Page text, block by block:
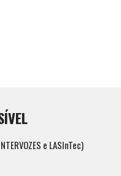
e LASInTec)